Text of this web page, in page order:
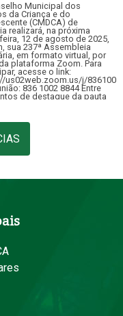
Municipal dos
da Criança e do
(CMDCA) de
realizará, na próxima
12 de agosto de 2025,
sua 237ª Assembleia
em formato virtual, por
plataforma Zoom. Para
acesse o link:
us02web.zoom.us/j/
836 1002 8844 Entre
de destaque da pauta